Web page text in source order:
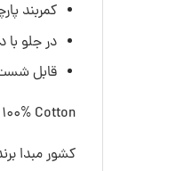
کمربند
در جلو
قابل
Cotton
کشور مبدا